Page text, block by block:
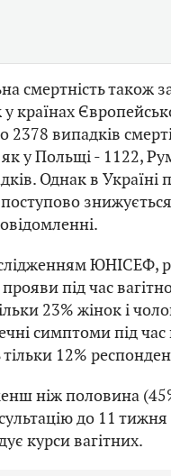
смертність також
країнах
2378 випадків
у Польщі - 1122,
Однак в Україні
поступово
ЮНІСЕФ,
під час
23% жінок і
симптоми під час
12%
ніж половина
до 11 тижня
курси вагітних.